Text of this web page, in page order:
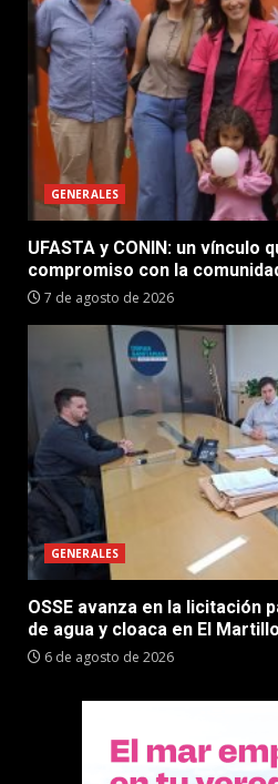
GENERALES
UFASTA y CONIN: un vínculo
compromiso con la
7 de agosto de 2026
GENERALES
OSSE avanza en la licitación
de agua y cloaca en El Martillo
6 de agosto de 2026